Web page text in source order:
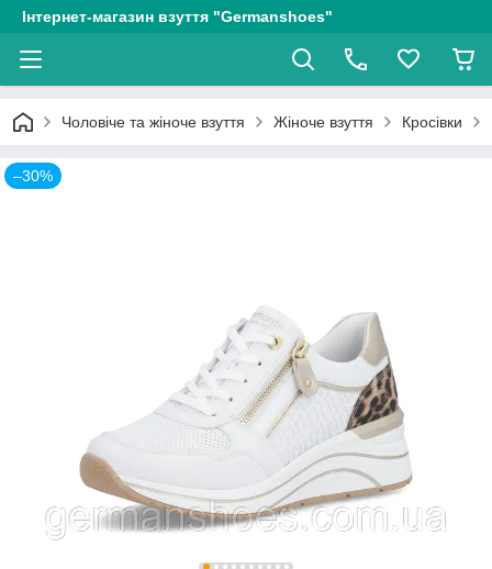
Інтернет-магазин взуття "Germanshoes"
Чоловіче та жіноче взуття Жіноче взуття Кросівки
–30%